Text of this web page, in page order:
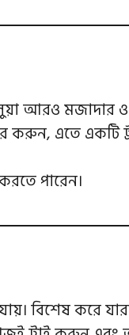
আরও মজাদার ও
করুন, এতে একটি
পারেন।
বিশেষ করে যারা